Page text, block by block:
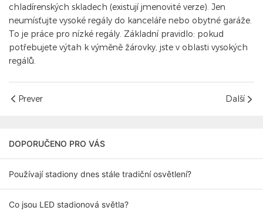
chladírenských skladech (existují jmenovité verze). Jen
neumísťujte vysoké regály do kanceláře nebo obytné garáže.
To je práce pro nízké regály. Základní pravidlo: pokud
potřebujete výtah k výměně žárovky, jste v oblasti vysokých
regálů.
Prever Další
DOPORUČENO PRO VÁS
Používají stadiony dnes stále tradiční osvětlení?
Co jsou LED stadionová světla?